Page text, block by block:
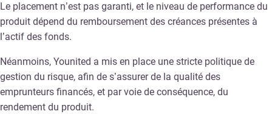
Le placement n’est pas garanti, et le niveau de performance du
produit dépend du remboursement des créances présentes à
l’actif des fonds.
Néanmoins, Younited a mis en place une stricte politique de
gestion du risque, afin de s’assurer de la qualité des
emprunteurs financés, et par voie de conséquence, du
rendement du produit.